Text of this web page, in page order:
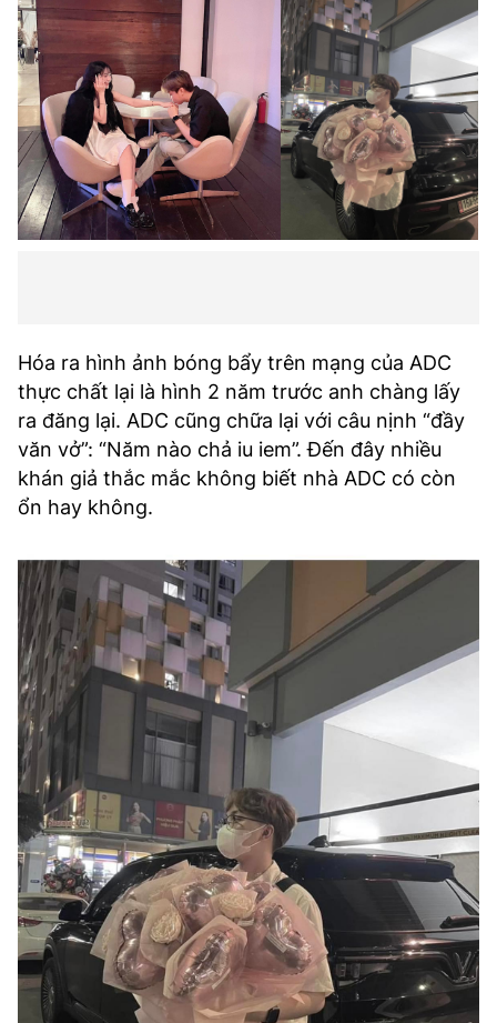
Hóa ra hình ảnh bóng bẩy trên mạng của ADC
thực chất lại là hình 2 năm trước anh chàng lấy
ra đăng lại. ADC cũng chữa lại với câu nịnh “đầy
văn vở”: “Năm nào chả iu iem”. Đến đây nhiều
khán giả thắc mắc không biết nhà ADC có còn
ổn hay không.